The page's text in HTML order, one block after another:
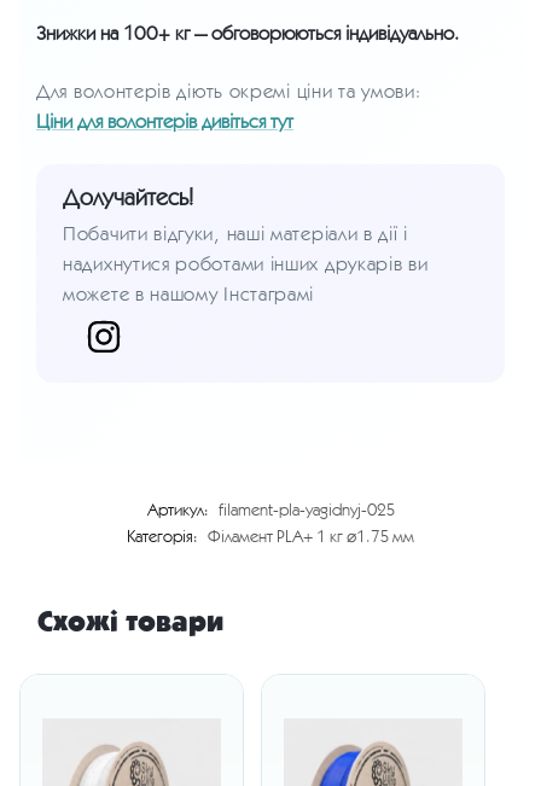
Знижки на 100+ кг — обговорюються індивідуально.
Для волонтерів діють окремі ціни та умови:
Ціни для волонтерів дивіться тут
Долучайтесь!
Побачити відгуки, наші матеріали в дії і
надихнутися роботами інших друкарів ви
можете в нашому Інстаграмі
Артикул: filament-pla-yagidnyj-025
Категорія: Філамент PLA+ 1 кг ⌀1.75 мм
Схожі товари